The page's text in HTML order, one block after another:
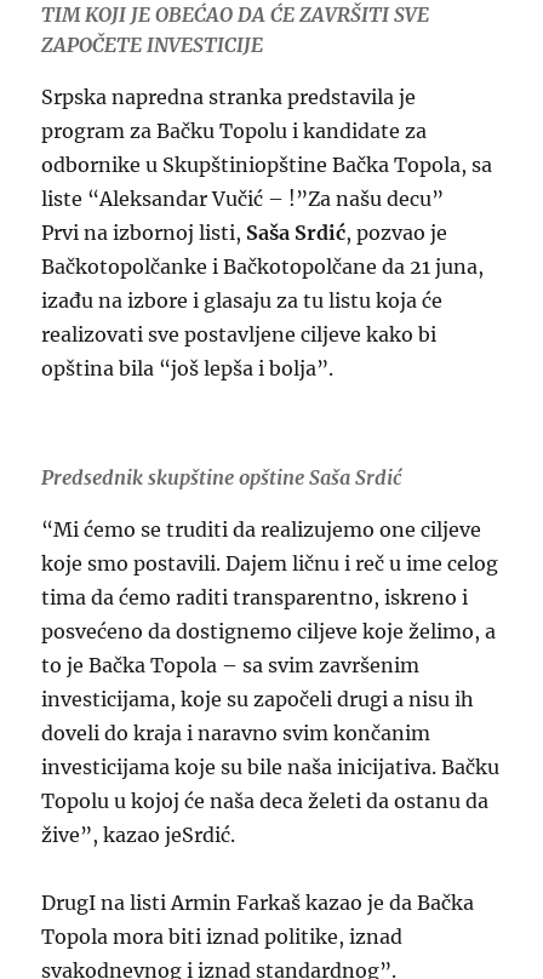
TIM KOJI JE OBEĆAO DA ĆE ZAVRŠITI SVE
ZAPOČETE INVESTICIJE
Srpska napredna stranka predstavila je
program za Bačku Topolu i kandidate za
odbornike u Skupštiniopštine Bačka Topola, sa
liste “Aleksandar Vučić – !”Za našu decu”
Prvi na izbornoj listi, Saša Srdić, pozvao je
Bačkotopolčanke i Bačkotopolčane da 21 juna,
izađu na izbore i glasaju za tu listu koja će
realizovati sve postavljene ciljeve kako bi
opština bila “još lepša i bolja”.
Predsednik skupštine opštine Saša Srdić
“Mi ćemo se truditi da realizujemo one ciljeve
koje smo postavili. Dajem ličnu i reč u ime celog
tima da ćemo raditi transparentno, iskreno i
posvećeno da dostignemo ciljeve koje želimo, a
to je Bačka Topola – sa svim završenim
investicijama, koje su započeli drugi a nisu ih
doveli do kraja i naravno svim končanim
investicijama koje su bile naša inicijativa. Bačku
Topolu u kojoj će naša deca želeti da ostanu da
žive”, kazao jeSrdić.
DrugI na listi Armin Farkaš kazao je da Bačka
Topola mora biti iznad politike, iznad
svakodnevnog i iznad standardnog”.